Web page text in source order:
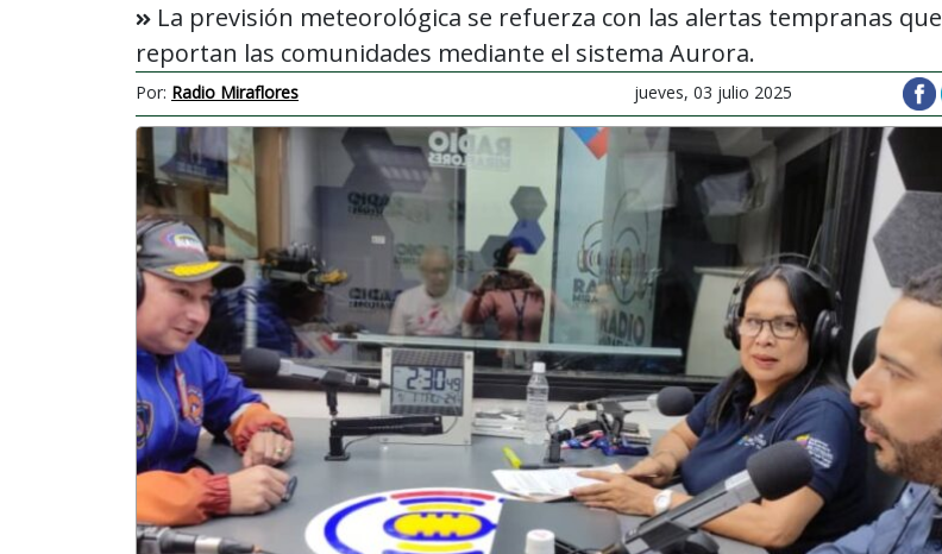
La previsión meteorológica se refuerza con las alertas tempranas que
reportan las comunidades mediante el sistema Aurora.
Por: Radio Miraflores jueves, 03 julio 2025